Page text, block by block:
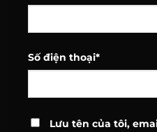
Số điện thoại*
Lưu tên của tôi,